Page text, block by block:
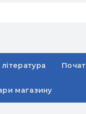
магазину